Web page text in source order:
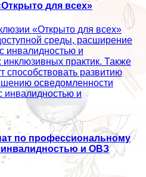
для всех»
«Открыто для всех»
среды, расширение
инвалидностью и
практик. Также
способствовать развитию
осведомленности
инвалидностью и
по профессиональному
инвалидностью и ОВЗ